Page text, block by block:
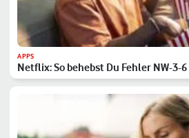
APPS
Netflix: So behebst Du Fehler NW-3-6